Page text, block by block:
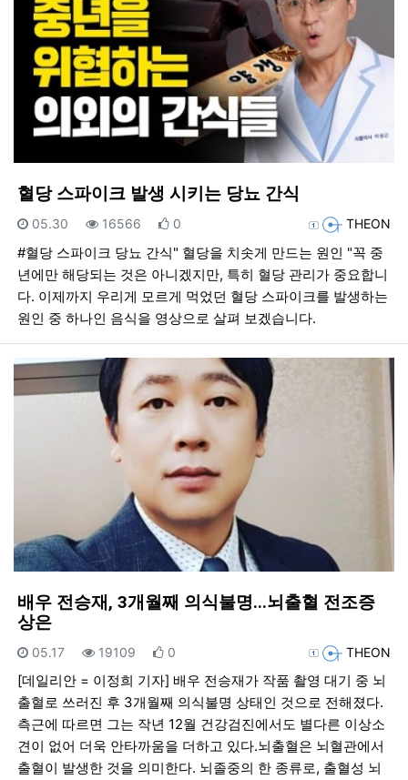
혈당 스파이크 발생 시키는 당뇨 간식
등록자THEON
등록일
05.30 조회
16566 추천
0
#혈당 스파이크 당뇨 간식" 혈당을 치솟게 만드는 원인 "꼭 중
년에만 해당되는 것은 아니겠지만, 특히 혈당 관리가 중요합니
다. 이제까지 우리게 모르게 먹었던 혈당 스파이크를 발생하는
원인 중 하나인 음식을 영상으로 살펴 보겠습니다.
배우 전승재, 3개월째 의식불명...뇌출혈 전조증
상은
등록자THEON
등록일
05.17 조회
19109 추천
0
[데일리안 = 이정희 기자] 배우 전승재가 작품 촬영 대기 중 뇌
출혈로 쓰러진 후 3개월째 의식불명 상태인 것으로 전해졌다.
측근에 따르면 그는 작년 12월 건강검진에서도 별다른 이상소
견이 없어 더욱 안타까움을 더하고 있다.뇌출혈은 뇌혈관에서
출혈이 발생한 것을 의미한다. 뇌졸중의 한 종류로, 출혈성 뇌